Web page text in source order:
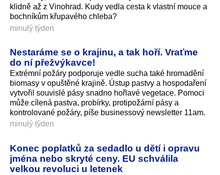
klidně až z Vinohrad. Kudy vedla cesta k vlastní mouce a
bochníkům křupavého chleba?
minulý týden
Nestaráme se o krajinu, a tak hoří. Vraťme
do ní přežvýkavce!
Extrémní požáry podporuje vedle sucha také hromadění
biomasy v opuštěné krajině. Ústup pastvy a hospodaření
vytvořil souvislé pásy snadno hořlavé vegetace. Pomoci
může cílená pastva, probírky, protipožární pásy a
kontrolované požáry, píše businessový newsletter 11am.
minulý týden
Konec poplatků za sedadlo u dětí i opravu
jména nebo skryté ceny. EU schválila
velkou revoluci u letenek